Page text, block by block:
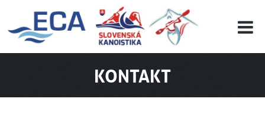
KONTAKT
EURO 19
INFO
VISITORS
RESULTS